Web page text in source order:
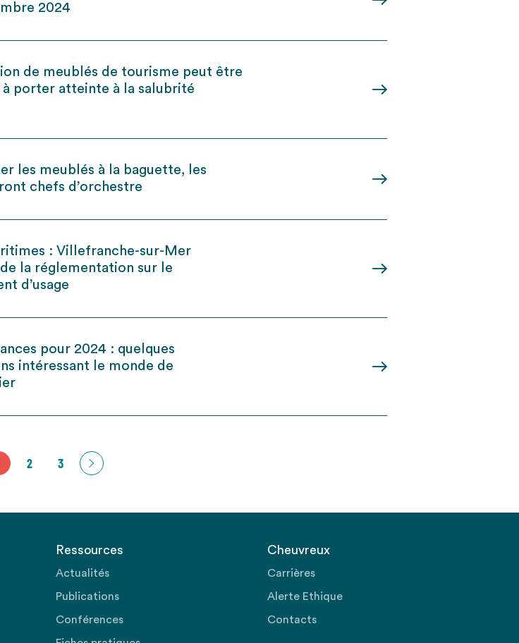
2024
de meublés de tourisme peut être
à porter atteinte à la salubrité
les meublés à la baguette, les
chefs d’orchestre
: Villefranche-sur-Mer
de la réglementation sur le
d’usage
pour 2024 : quelques
intéressant le monde de
2 3
Ressources
Actualités
Publications
Conférences
Cheuvreux
Carrières
Alerte Ethique
Contacts